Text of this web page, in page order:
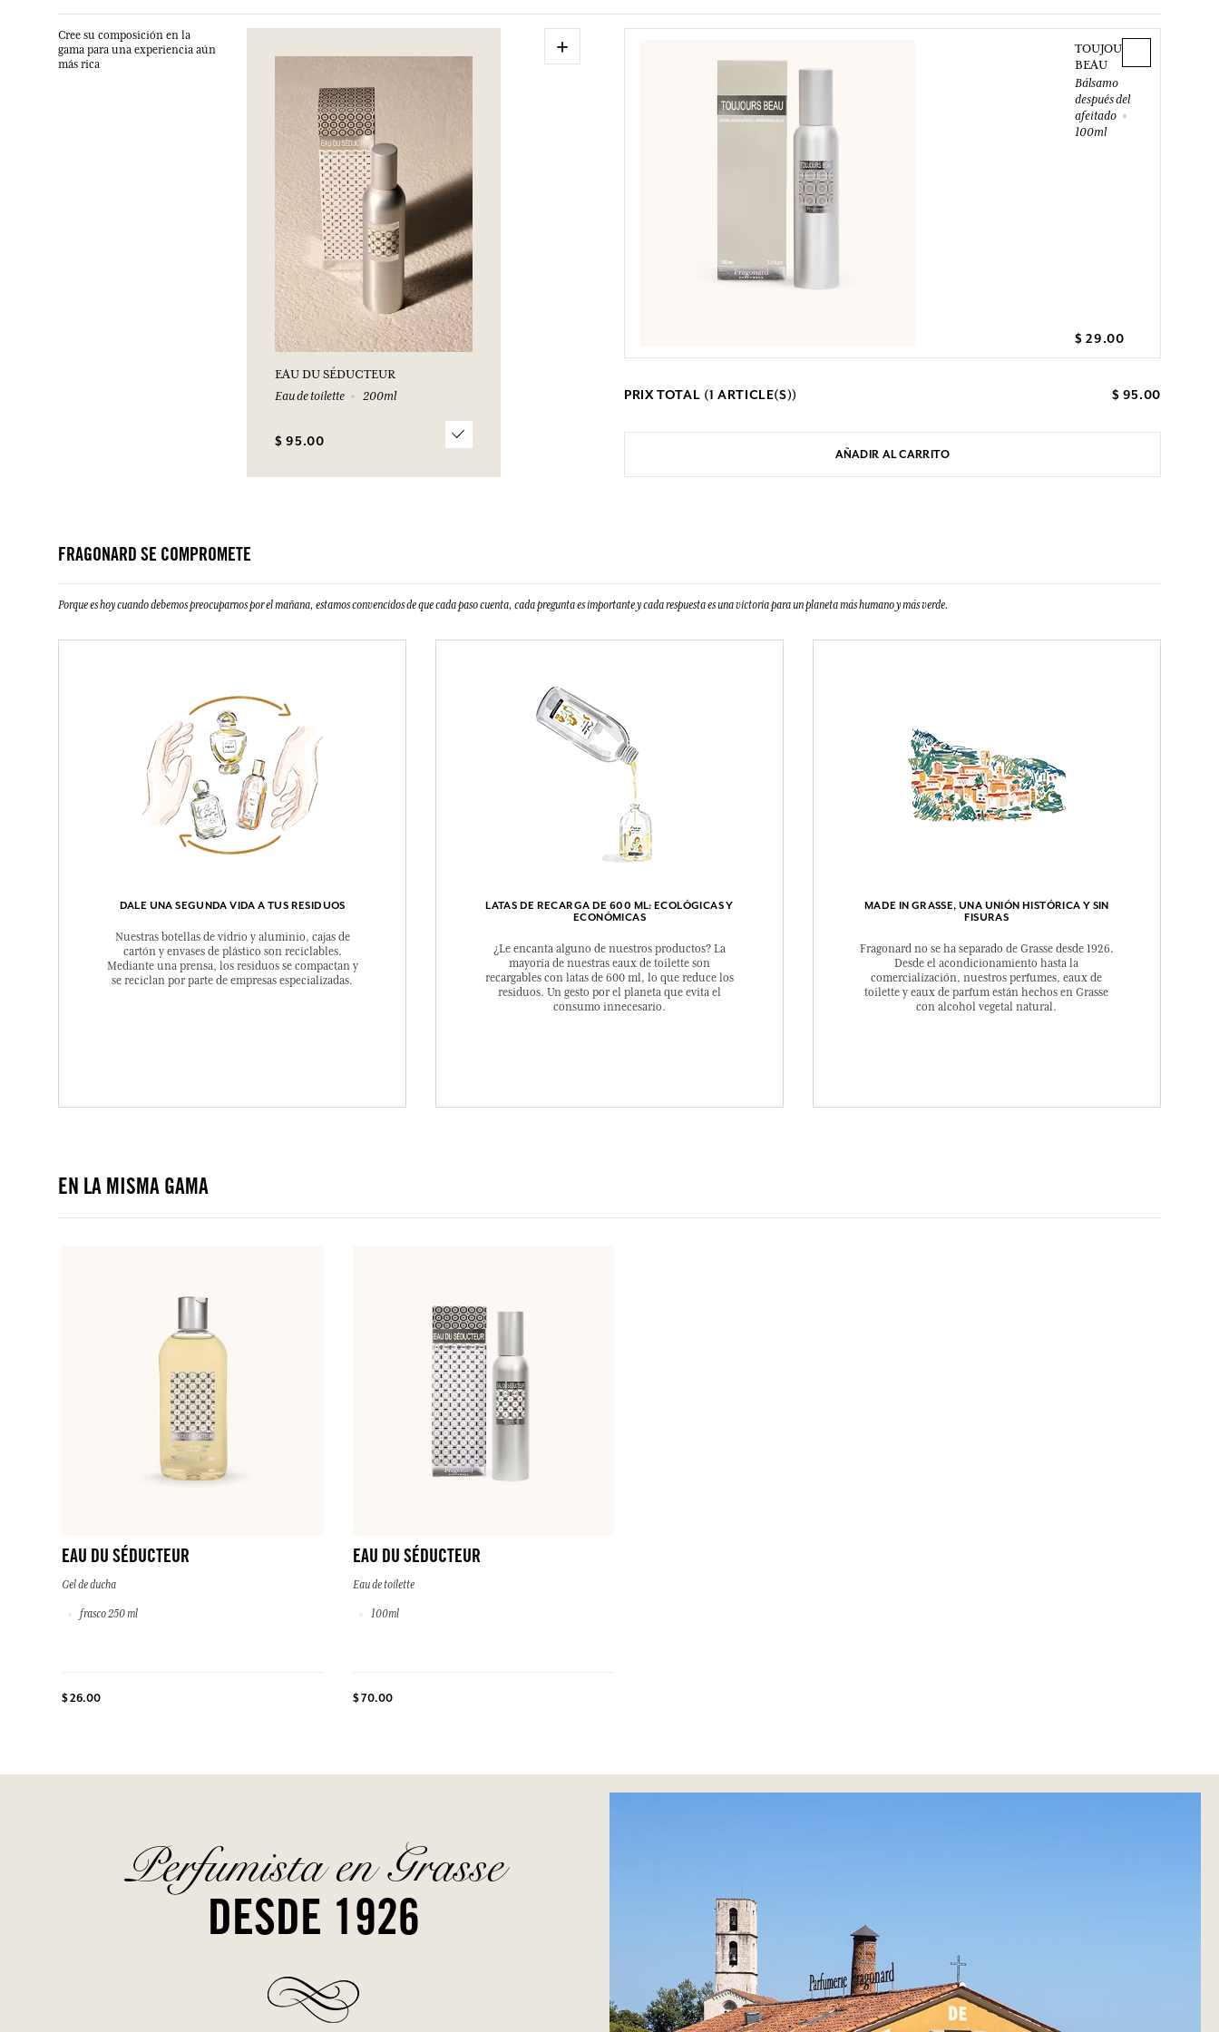
Cree su composición en la
gama para una experiencia aún
más rica
EAU DU SÉDUCTEUR
Eau de toilette
200ml
$ 95.00
+
TOUJOURS
BEAU
Bálsamo
después del
afeitado
100ml
$ 29.00
PRIX TOTAL (1 ARTICLE(S)) $ 95.00
AÑADIR AL CARRITO
FRAGONARD SE COMPROMETE
Porque es hoy cuando debemos preocuparnos por el mañana, estamos convencidos de que cada paso cuenta, cada pregunta es importante y cada respuesta es una victoria para un planeta más humano y más verde.
DALE UNA SEGUNDA VIDA A TUS RESIDUOS
Nuestras botellas de vidrio y aluminio, cajas de
cartón y envases de plástico son reciclables.
Mediante una prensa, los residuos se compactan y
se reciclan por parte de empresas especializadas.
LATAS DE RECARGA DE 600 ML: ECOLÓGICAS Y
ECONÓMICAS
¿Le encanta alguno de nuestros productos? La
mayoría de nuestras eaux de toilette son
recargables con latas de 600 ml, lo que reduce los
residuos. Un gesto por el planeta que evita el
consumo innecesario.
MADE IN GRASSE, UNA UNIÓN HISTÓRICA Y SIN
FISURAS
Fragonard no se ha separado de Grasse desde 1926.
Desde el acondicionamiento hasta la
comercialización, nuestros perfumes, eaux de
toilette y eaux de parfum están hechos en Grasse
con alcohol vegetal natural.
EN LA MISMA GAMA
EAU DU SÉDUCTEUR
Gel de ducha
frasco 250 ml
$ 26.00
EAU DU SÉDUCTEUR
Eau de toilette
100ml
$ 70.00
Perfumista en Grasse
DESDE 1926